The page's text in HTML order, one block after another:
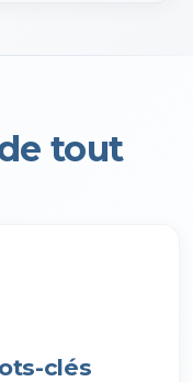
tout
clés